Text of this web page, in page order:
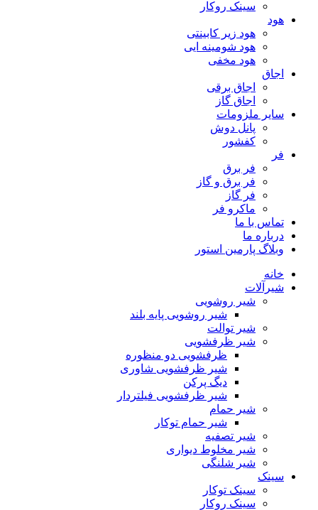
سینک روکار
هود
هود زیر كابینتی
هود شومینه ایی
هود مخفى
اجاق
اجاق برقى
اجاق گاز
سایر ملزومات
پانل دوش
کفشور
فر
فر برق
فر برق و گاز
فر گاز
ماكرو فر
تماس با ما
درباره ما
وبلاگ پارمین استور
خانه
شیرآلات
شیر روشویی
شیر روشویی پایه بلند
شیر توالت
شیر ظرفشویی
ظرفشویی دو منظوره
شیر ظرفشویی شاوری
دیگ پرکن
شیر ظرفشویی فیلتردار
شیر حمام
شیر حمام توکار
شیر تصفیه
شیر مخلوط دیواری
شیر شلنگی
سینک
سینک توکار
سینک روکار